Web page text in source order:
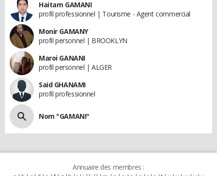
Haitam GAMANI
profil professionnel | Tourisme - Agent commercial
Monir GAMANY
profil personnel | BROOKLYN
Maroi GANANI
profil personnel | ALGER
Said GHANAMI
profil professionnel
Nom "GAMANI"
Annuaire des membres :